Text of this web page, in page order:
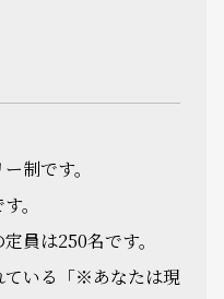
制です。
。
員は250名です。
ている「※あなたは現